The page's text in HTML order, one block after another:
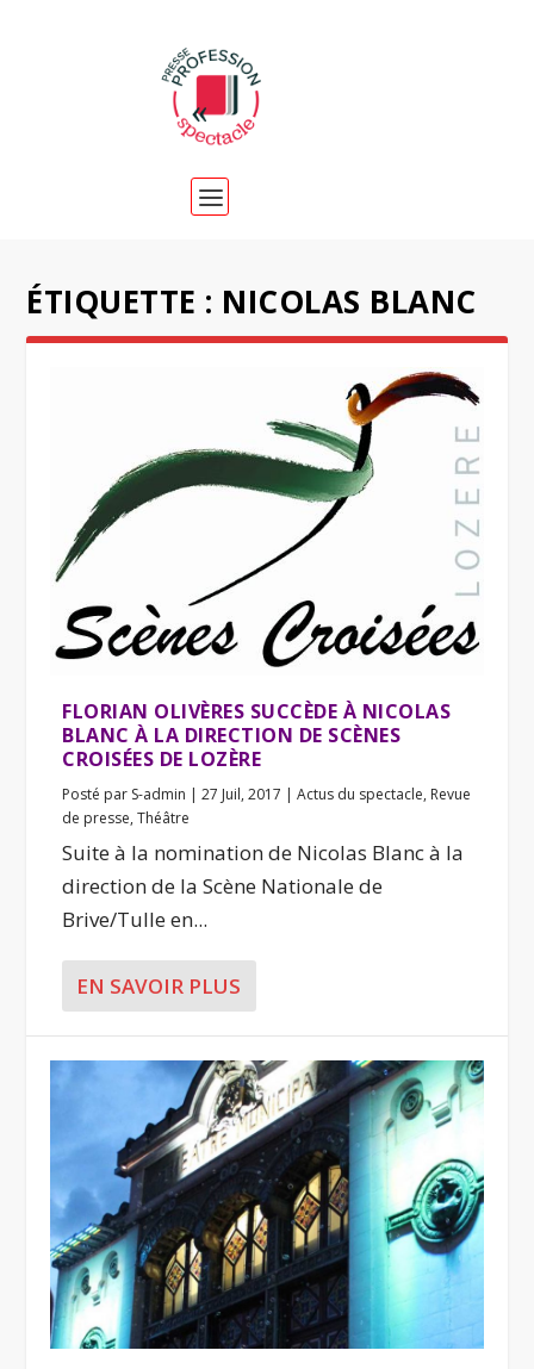
ÉTIQUETTE : NICOLAS BLANC
FLORIAN OLIVÈRES SUCCÈDE À NICOLAS
BLANC À LA DIRECTION DE SCÈNES
CROISÉES DE LOZÈRE
Posté par S-admin |27 Juil, 2017 |Actus du spectacle, Revue
de presse,Théâtre
Suite à la nomination de Nicolas Blanc à la
direction de la Scène Nationale de
Brive/Tulle en...
EN SAVOIR PLUS